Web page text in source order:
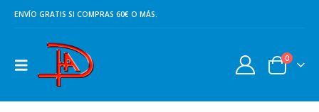
ENVÍO GRATIS SI COMPRAS 60€ O MÁS.
0